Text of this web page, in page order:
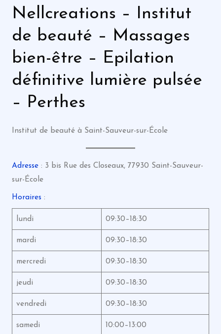
Nellcreations – Institut
de beauté – Massages
bien-être – Epilation
définitive lumière pulsée
– Perthes
Institut de beauté à Saint-Sauveur-sur-École
Adresse: 3 bis Rue des Closeaux, 77930 Saint-Sauveur-
sur-École
Horaires :
lundi 09:30–18:30
mardi 09:30–18:30
mercredi 09:30–18:30
jeudi 09:30–18:30
vendredi 09:30–18:30
samedi 10:00–13:00